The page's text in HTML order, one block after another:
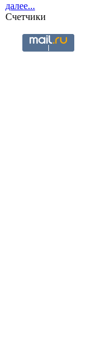
далее...
Счетчики